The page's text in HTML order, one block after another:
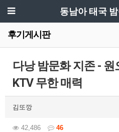
동남아 태국
후기게시판
다낭 밤문화 지존 - 원
KTV 무한 매력
김또깡
42,486 46